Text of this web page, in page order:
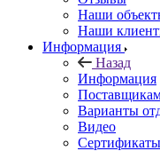
Наши
Наши
Информация
Назад
Информация
Варианты
Видео
Сертификаты